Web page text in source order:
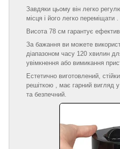
Завдяки цьому він легко
місця і його легко переміщати .
Висота 78 см гарантує
За бажання ви можете
діапазоном часу 120 хвилин
увімкнення або вимикання
Естетично виготовлений,
решіткою , має гарний вигляд
та безпечний.